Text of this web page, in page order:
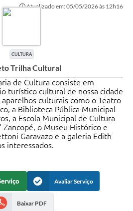
DE GARÇA
dos Usuários dos
Atualizado em: 05/05/2026 às 12h16
CULTURA
Trilha Cultural
de Cultura consiste em
turístico cultural de nossa cidade
culturais como o Teatro
a Biblioteca Pública Municipal
a Escola Municipal de Cultura
Zancopé, o Museu Histórico e
Garavazo e a galeria Edith
interessados.
Avaliar Serviço
Baixar PDF